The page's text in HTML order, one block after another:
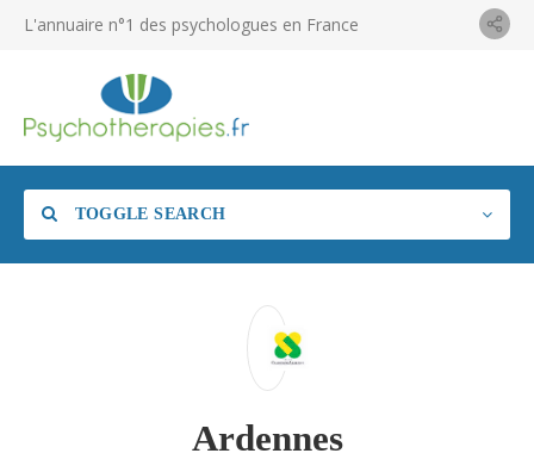
L'annuaire n°1 des psychologues en France
TOGGLE SEARCH
Ardennes